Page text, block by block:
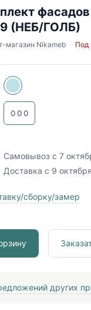
фасадов
(НЕБ/ГОЛБ)
магазин Nikameb Под
000
Самовывоз с 7
Доставка с 9 октября
сборку/замер
других